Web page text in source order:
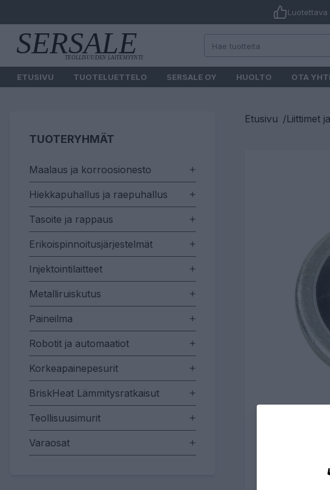
Luotettava
ETUSIVU TUOTELUETTELO SERSALE OY HUOLTO OTA
TUOTERYHMÄT
Maalaus ja korroosionesto
Hiekkapuhallus ja raepuhallus
Tasoite ja rappaus
Erikoispinnoitusjärjestelmät
Injektointilaitteet
Metalliruiskutus
Paineilma
Robotit ja automaatiot
Korkeapainepesurit
BriskHeat Lämmitysratkaisut
Teollisuusimurit
Varaosat
Etusivu /Liittimet